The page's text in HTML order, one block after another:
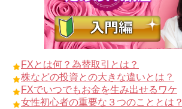
FXとは何？為替取引とは？
株などの投資との大きな違いとは？
FXでいつでもお金を生み出せるワケ
女性初心者の重要な３つのこととは？